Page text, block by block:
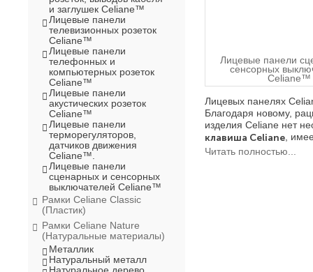
Лицевые панели
сенсорных
Celiane™
Лицевых панелях
Благодаря новому,
изделия Celiane нет
клавиша Celiane,
На схеме ниже, показан
Читать полностью...
и заглушек Celiane™
Лицевые панели
телевизионных розеток
Celiane™
Лицевые панели
телефонных и
компьютерных розеток
Celiane™
Лицевые панели
акустических розеток
Celiane™
Лицевые панели
терморегуляторов,
датчиков движения
Celiane™.
Лицевые панели
сценарных и сенсорных
выключателей Celiane™
Рамки Celiane Classic
(Пластик)
Рамки Celiane Nature
(Натуральные материалы)
Металлик
Натуральный металл